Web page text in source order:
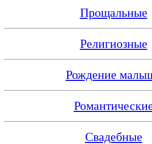
Прощальные
Религиозные
Рождение
Свадебные